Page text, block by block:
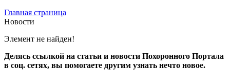
Главная страница
Новости
Элемент не найден!
Делясь ссылкой на статьи и новости Похоронного Портала
в соц. сетях, вы помогаете другим узнать нечто новое.